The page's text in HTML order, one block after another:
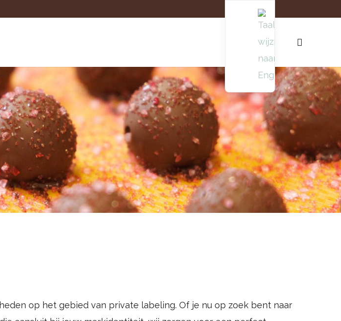
op het gebied van private labeling. Of je nu op zoek bent naar